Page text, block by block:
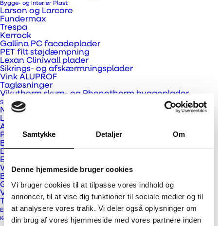
Samtykke Detaljer Om
Denne hjemmeside bruger cookies
Vi bruger cookies til at tilpasse vores indhold og
annoncer, til at vise dig funktioner til sociale medier og til
at analysere vores trafik. Vi deler også oplysninger om
din brug af vores hjemmeside med vores partnere inden
Bygge- og Interiør Plast
Larson og Larcore
Fundermax
Trespa
Kerrock
Gallina PC facadeplader
PET filt støjdæmpning
Lexan Cliniwall plader
Sikrings- og afskærmningsplader
Vink ALUPROF
Tagløsninger
Vikutherm skum- og Phonotherm byggeplader
Skilt og Reklame
Massive plastplader
Letvægtsplader
Alu- og alusandwichplader
Pap- og papirplader
BaltLED skiltebelysning
Digitale printmedier
E-cut, glasdekoration og lyskasse folier
Wrap- og indpakningsfolier
Beskyttelseslaminat og dobbeltklæber
Gulvfolier
Vægfolier, tapet og displaymedier
Tilbehør
ESG og Compliance
Kontakt
nogen giftstoffer.
Egenskaber:
Printbare i flere overfladetyper
Kan skæres / plottes
Økonomiske og fleksible
Gode til POP & POS løsninger
Prev
Next